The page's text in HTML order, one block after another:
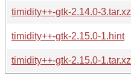
timidity++-gtk-2.14.0-3.tar.xz
timidity++-gtk-2.15.0-1.hint
timidity++-gtk-2.15.0-1.tar.xz